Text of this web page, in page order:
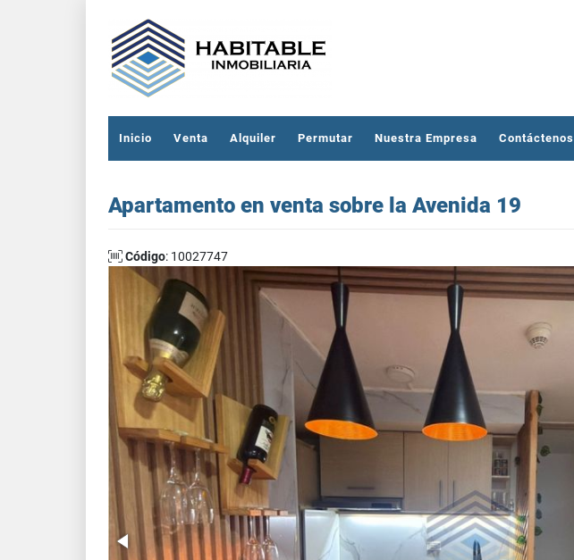
Inicio Venta Alquiler Permutar Nuestra Empresa Contáctenos
Apartamento en venta sobre la Avenida 19
Código: 10027747